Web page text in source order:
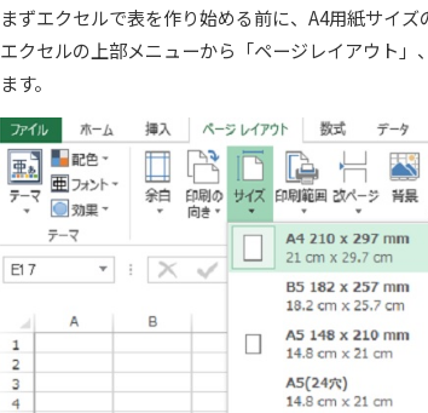
まずエクセルで表を作り始める前に、A4用紙サイズ
エクセルの上部メニューから「ページレイアウト
ます。